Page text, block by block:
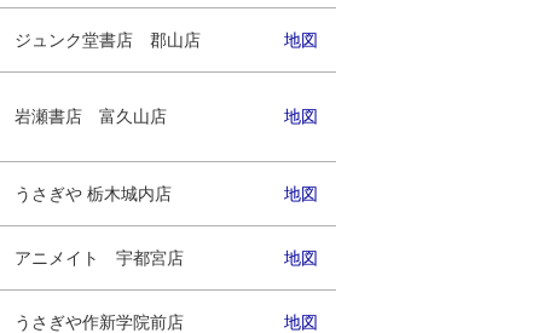
ジュンク堂書店 郡山店 地図
岩瀬書店 富久山店 地図
うさぎや 栃木城内店 地図
アニメイト 宇都宮店 地図
うさぎや作新学院前店 地図